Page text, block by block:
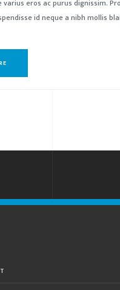
varius eros ac purus dignissim.
id neque a nibh mollis